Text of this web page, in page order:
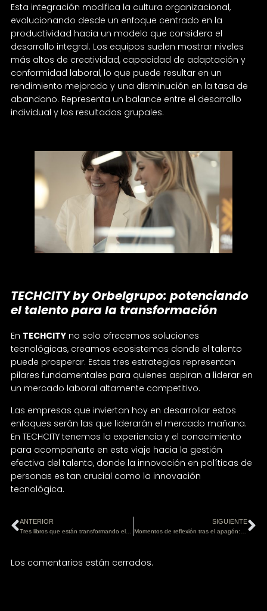
Esta integración modifica la cultura organizacional,
evolucionando desde un enfoque centrado en la
productividad hacia un modelo que considera el
desarrollo integral. Los equipos suelen mostrar niveles
más altos de creatividad, capacidad de adaptación y
conformidad laboral, lo que puede resultar en un
rendimiento mejorado y una disminución en la tasa de
abandono. Representa un balance entre el desarrollo
individual y los resultados grupales.
TECHCITY by Orbelgrupo: potenciando
el talento para la transformación
En TECHCITY no solo ofrecemos soluciones
tecnológicas, creamos ecosistemas donde el talento
puede prosperar. Estas tres estrategias representan
pilares fundamentales para quienes aspiran a liderar en
un mercado laboral altamente competitivo.
Las empresas que inviertan hoy en desarrollar estos
enfoques serán las que liderarán el mercado mañana.
En TECHCITY tenemos la experiencia y el conocimiento
para acompañarte en este viaje hacia la gestión
efectiva del talento, donde la innovación en políticas de
personas es tan crucial como la innovación
tecnológica.
ANTERIOR SIGUIENTE
Los comentarios están cerrados.